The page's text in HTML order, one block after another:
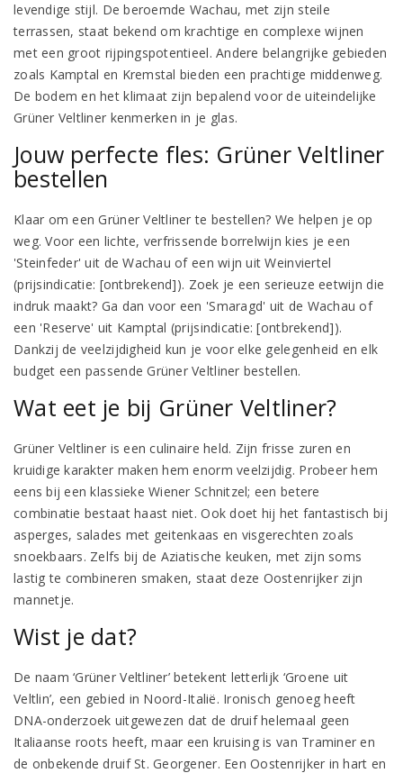
levendige stijl. De beroemde Wachau, met zijn steile
terrassen, staat bekend om krachtige en complexe wijnen
met een groot rijpingspotentieel. Andere belangrijke gebieden
zoals Kamptal en Kremstal bieden een prachtige middenweg.
De bodem en het klimaat zijn bepalend voor de uiteindelijke
Grüner Veltliner kenmerken in je glas.
Jouw perfecte fles: Grüner Veltliner
bestellen
Klaar om een Grüner Veltliner te bestellen? We helpen je op
weg. Voor een lichte, verfrissende borrelwijn kies je een
'Steinfeder' uit de Wachau of een wijn uit Weinviertel
(prijsindicatie: [ontbrekend]). Zoek je een serieuze eetwijn die
indruk maakt? Ga dan voor een 'Smaragd' uit de Wachau of
een 'Reserve' uit Kamptal (prijsindicatie: [ontbrekend]).
Dankzij de veelzijdigheid kun je voor elke gelegenheid en elk
budget een passende Grüner Veltliner bestellen.
Wat eet je bij Grüner Veltliner?
Grüner Veltliner is een culinaire held. Zijn frisse zuren en
kruidige karakter maken hem enorm veelzijdig. Probeer hem
eens bij een klassieke Wiener Schnitzel; een betere
combinatie bestaat haast niet. Ook doet hij het fantastisch bij
asperges, salades met geitenkaas en visgerechten zoals
snoekbaars. Zelfs bij de Aziatische keuken, met zijn soms
lastig te combineren smaken, staat deze Oostenrijker zijn
mannetje.
Wist je dat?
De naam ‘Grüner Veltliner’ betekent letterlijk ‘Groene uit
Veltlin’, een gebied in Noord-Italië. Ironisch genoeg heeft
DNA-onderzoek uitgewezen dat de druif helemaal geen
Italiaanse roots heeft, maar een kruising is van Traminer en
de onbekende druif St. Georgener. Een Oostenrijker in hart en